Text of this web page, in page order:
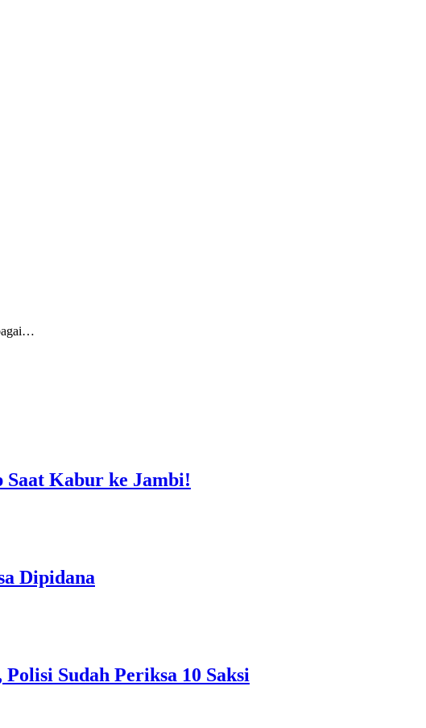
Saat Kabur ke Jambi!
Dipidana
Sudah Periksa 10 Saksi